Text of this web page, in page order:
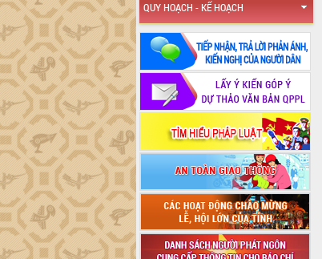
QUY HOẠCH - KẾ HOẠCH